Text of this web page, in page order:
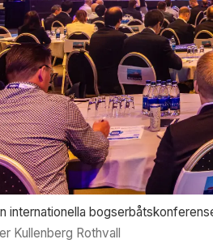
internationella
Kullenberg Rothvall